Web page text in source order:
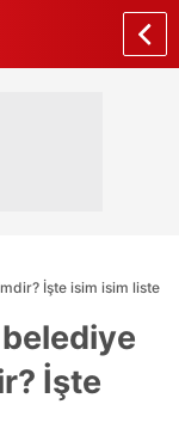
İşte isim isim liste
İşte